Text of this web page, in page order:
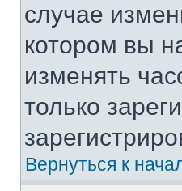
случае
котором вы
изменять
только
Вернуться к